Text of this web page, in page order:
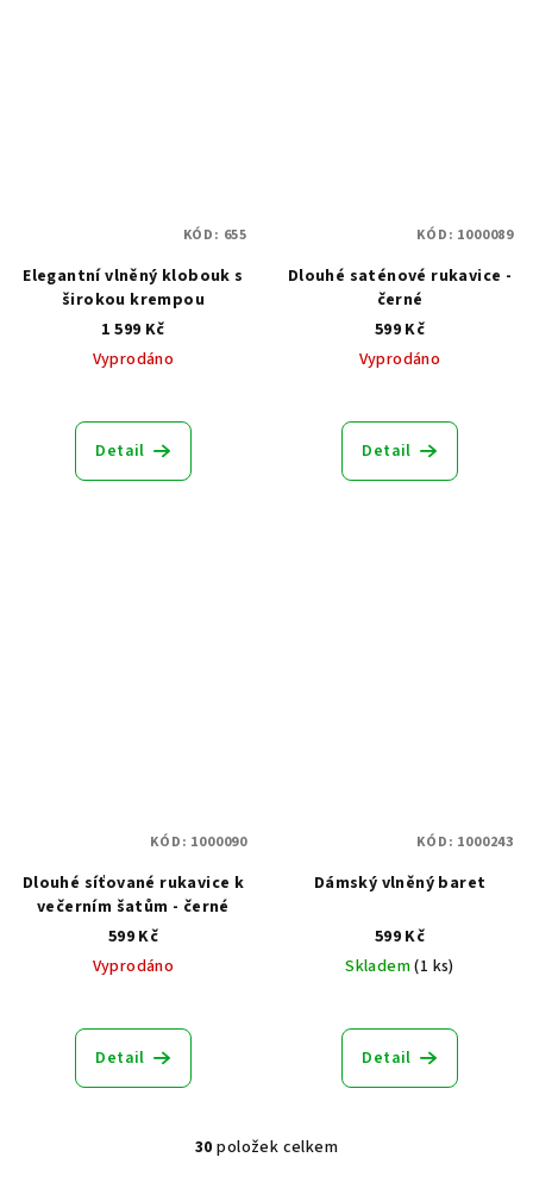
Elegantní vlněný klobouk s
širokou krempou
1 599 Kč
Vyprodáno
Detail
KÓD: 655
Dlouhé saténové rukavice -
černé
599 Kč
Vyprodáno
Detail
KÓD: 1000089
Dlouhé síťované rukavice k
večerním šatům - černé
599 Kč
Vyprodáno
Detail
KÓD: 1000090
Dámský vlněný baret
599 Kč
Skladem(1 ks)
hodnocení
produktu
Detail
KÓD: 1000243
O
30 položek celkem